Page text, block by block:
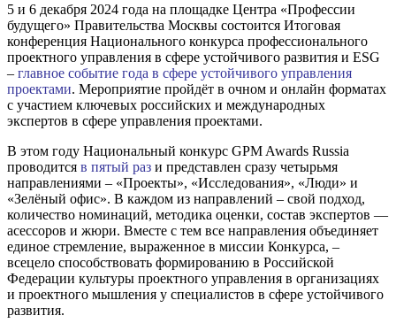
5 и 6 декабря 2024 года на площадке Центра «Профессии
будущего» Правительства Москвы состоится Итоговая
конференция Национального конкурса профессионального
проектного управления в сфере устойчивого развития и ESG
– главное событие года в сфере устойчивого управления
проектами. Мероприятие пройдёт в очном и онлайн форматах
с участием ключевых российских и международных
экспертов в сфере управления проектами.
В этом году Национальный конкурс GPM Awards Russia
проводится в пятый раз и представлен сразу четырьмя
направлениями – «Проекты», «Исследования», «Люди» и
«Зелёный офис». В каждом из направлений – свой подход,
количество номинаций, методика оценки, состав экспертов —
асессоров и жюри. Вместе с тем все направления объединяет
единое стремление, выраженное в миссии Конкурса, –
всецело способствовать формированию в Российской
Федерации культуры проектного управления в организациях
и проектного мышления у специалистов в сфере устойчивого
развития.